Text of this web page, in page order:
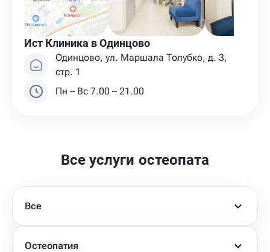
Ист Клиника в Одинцово
Одинцово, ул. Маршала Толубко, д. 3,
стр. 1
Пн – Вс 7.00 – 21.00
Все услуги остеопата
Все
Остеопатия